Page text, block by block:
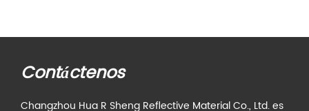
Contáctenos
Changzhou Hua R Sheng Reflective Material Co., Ltd. es